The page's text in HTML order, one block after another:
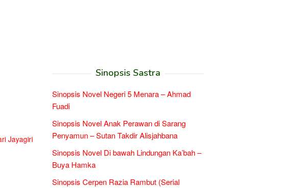
Jayagiri
Sinopsis Sastra
Sinopsis Novel Negeri 5 Menara – Ahmad
Fuadi
Sinopsis Novel Anak Perawan di Sarang
Penyamun – Sutan Takdir Alisjahbana
Sinopsis Novel Di bawah Lindungan Ka’bah –
Buya Hamka
Sinopsis Cerpen Razia Rambut (Serial